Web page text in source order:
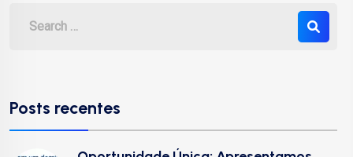
Posts recentes